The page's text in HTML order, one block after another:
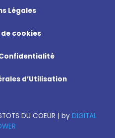
Légales
cookies
d’Utilisation
DU COEUR | by DIGITAL